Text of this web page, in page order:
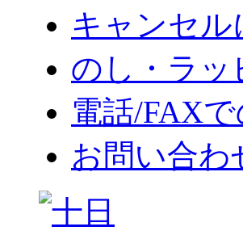
キャンセル
のし・ラッ
電話/FAX
お問い合わ